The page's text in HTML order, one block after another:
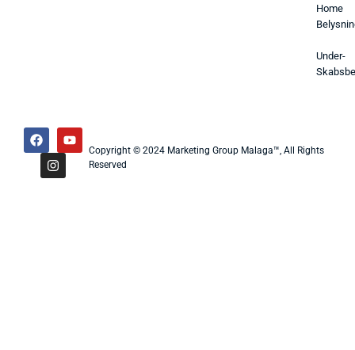
Home
Under-
Copyright © 2024 Marketing Group Malaga™, All Rights
Reserved